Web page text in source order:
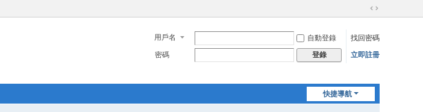
切
到
寬
用戶名 自動登錄
找回密碼
密碼
登錄 立即註冊
快捷導航